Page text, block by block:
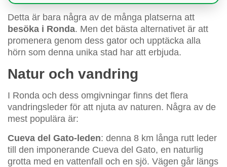
Detta är bara några av de många platserna att
besöka i Ronda. Men det bästa alternativet är att
promenera genom dess gator och upptäcka alla
hörn som denna unika stad har att erbjuda.
Natur och vandring
I Ronda och dess omgivningar finns det flera
vandringsleder för att njuta av naturen. Några av de
mest populära är:
Cueva del Gato-leden: denna 8 km långa rutt leder
till den imponerande Cueva del Gato, en naturlig
grotta med en vattenfall och en sjö. Vägen går längs